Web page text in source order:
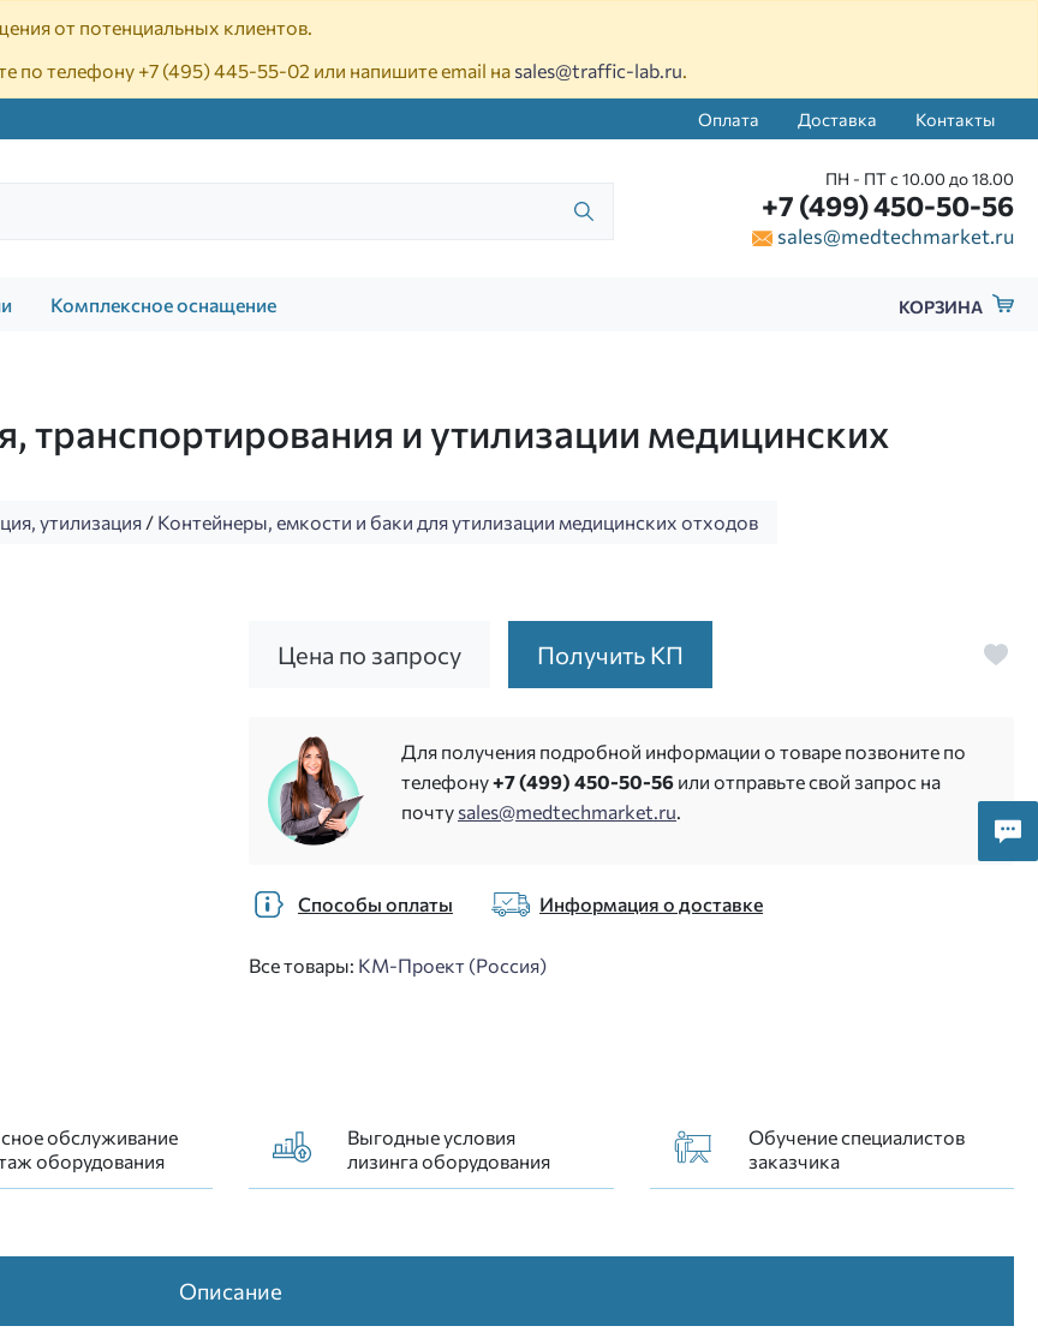
от потенциальных клиентов.
по телефону +7 (495) 445-55-02 или напишите email на sales@traffic-lab.ru.
Оплата Доставка Контакты
ПН - ПТ с 10.00 до 18.00
+7 (499) 450-50-56
sales@medtechmarket.ru
Комплексное оснащение КОРЗИНА
транспортирования и утилизации медицинских
утилизация / Контейнеры, емкости и баки для утилизации медицинских отходов
Цена по запросу Получить КП
Для получения подробной информации о товаре позвоните по
телефону+7 (499) 450-50-56 или отправьте свой запрос на
почту sales@medtechmarket.ru.
Способы оплаты Информация о доставке
Все товары: КМ-Проект (Россия)
обслуживание
оборудования
Выгодные условия
лизинга оборудования
Обучение специалистов
заказчика
Описание